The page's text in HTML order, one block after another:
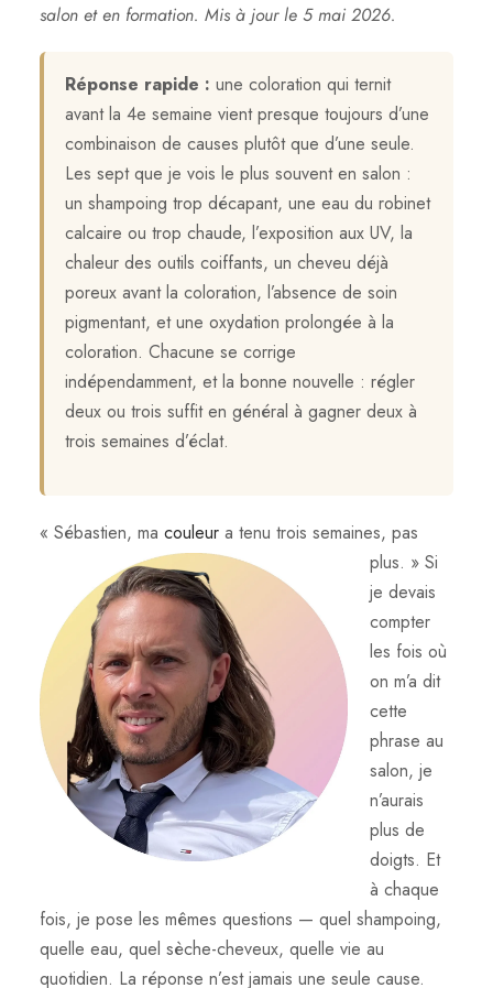
salon et en formation. Mis à jour le 5 mai 2026.
Réponse rapide : une coloration qui ternit
avant la 4e semaine vient presque toujours d’une
combinaison de causes plutôt que d’une seule.
Les sept que je vois le plus souvent en salon :
un shampoing trop décapant, une eau du robinet
calcaire ou trop chaude, l’exposition aux UV, la
chaleur des outils coiffants, un cheveu déjà
poreux avant la coloration, l’absence de soin
pigmentant, et une oxydation prolongée à la
coloration. Chacune se corrige
indépendamment, et la bonne nouvelle : régler
deux ou trois suffit en général à gagner deux à
trois semaines d’éclat.
« Sébastien, ma couleur a tenu trois semaines, pas
plus. » Si
je devais
compter
les fois où
on m’a dit
cette
phrase au
salon, je
n’aurais
plus de
doigts. Et
à chaque
fois, je pose les mêmes questions — quel shampoing,
quelle eau, quel sèche-cheveux, quelle vie au
quotidien. La réponse n’est jamais une seule cause.